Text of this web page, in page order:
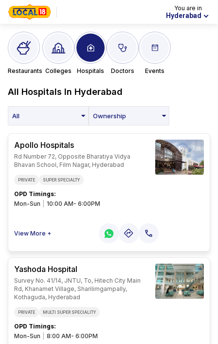
You are in
Hyderabad
Restaurants Colleges Hospitals Doctors Events
All Hospitals In Hyderabad
All Ownership
Apollo Hospitals
Rd Number 72, Opposite Bharatiya Vidya
Bhavan School, Film Nagar, Hyderabad
PRIVATE SUPER SPECIALTY
OPD Timings:
Mon-Sun
10:00 AM- 6:00PM
View More +
Yashoda Hospital
Survey No. 41/14, JNTU, To, Hitech City Main
Rd, Khanamet Village, Sharilimgampally,
Kothaguda, Hyderabad
PRIVATE MULTI SUPER SPECIALITY
OPD Timings:
Mon-Sun
8:00 AM- 6:00PM